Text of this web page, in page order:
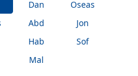
Dan
Oseas
Abd
Jon
Hab
Sof
Mal